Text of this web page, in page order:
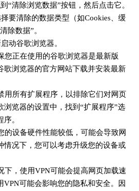
“清除浏览数据”按钮，然后点击它。
要清除的数据类型（如Cookies、缓
除数据”。
动谷歌浏览器。
您正在使用的谷歌浏览器是最新版
歌浏览器的官方网站下载并安装最新
用所有扩展程序，以排除它们对网页
浏览器的设置中，找到“扩展程序”选
。
的设备硬件性能较低，可能会导致网
情况下，您可以考虑升级您的设备或
下，使用VPN可能会提高网页加载速
VPN可能会影响您的隐私和安全。因